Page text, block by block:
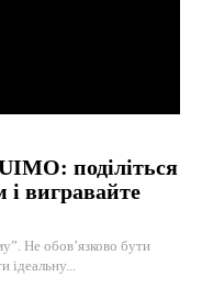
поділіться
вигравайте
Не обов’язково бути